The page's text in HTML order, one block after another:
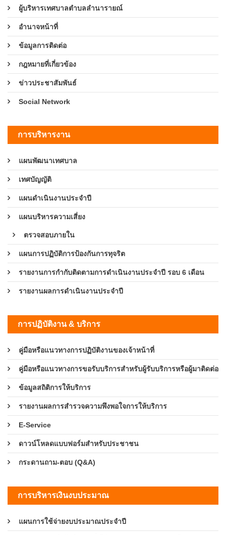
ผู้บริหารเทศบาลตำบลลำนารายณ์
อำนาจหน้าที่
ข้อมูลการติดต่อ
กฎหมายที่เกี่ยวข้อง
ข่าวประชาสัมพันธ์
Social Network
การบริหารงาน
แผนพัฒนาเทศบาล
เทศบัญญัติ
แผนดำเนินงานประจำปี
แผนบริหารความเสี่ยง
ตรวจสอบภายใน
แผนการปฏิบัติการป้องกันการทุจริต
รายงานการกำกับติดตามการดำเนินงานประจำปี รอบ 6 เดือน
รายงานผลการดำเนินงานประจำปี
การปฏิบัติงาน & บริการ
คู่มือหรือแนวทางการปฏิบัติงานของเจ้าหน้าที่
คู่มือหรือแนวทางการขอรับบริการสำหรับผู้รับบริการหรือผู้มาติดต่อ
ข้อมูลสถิติการให้บริการ
รายงานผลการสำรวจความพึงพอใจการให้บริการ
E-Service
ดาวน์โหลดแบบฟอร์มสำหรับประชาชน
กระดานถาม-ตอบ (Q&A)
การบริหารเงินงบประมาณ
แผนการใช้จ่ายงบประมาณประจำปี